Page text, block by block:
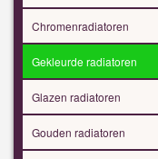
Chromenradiatoren
Gekleurde radiatoren
Glazen radiatoren
Gouden radiatoren